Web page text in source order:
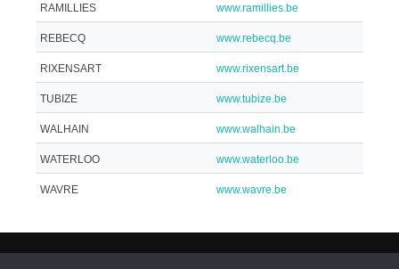
RAMILLIES www.ramillies.be
REBECQ www.rebecq.be
RIXENSART www.rixensart.be
TUBIZE www.tubize.be
WALHAIN www.walhain.be
WATERLOO www.waterloo.be
WAVRE www.wavre.be